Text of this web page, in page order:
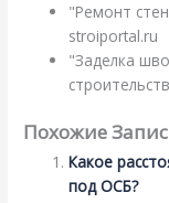
"Ремонт
stroiportal.ru
"Заделка
Похожие
Какое
под ОСБ?